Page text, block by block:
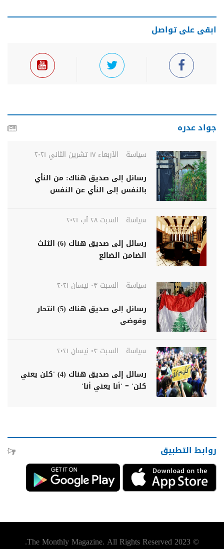
ابقى على تواصل
جواد عدره
سياسة
الأربعاء ١٧ تشرين الثاني ٢٠٢١
رسائل إلى صديق هناك: من النأي
بالنفس إلى النأي عن النفس
سياسة
السبت ٢٨ آب ٢٠٢١
رسائل إلى صديق هناك (6) الثلث
الضامن الضائع
سياسة
السبت ٠٣ نيسان ٢٠٢١
رسائل إلى صديق هناك (5) انتحار
وفوضى
سياسة
السبت ٠٣ نيسان ٢٠٢١
رسائل إلى صديق هناك (4) 'كلن يعني
كلن' = 'أنا يعني أنا'
روابط التطبيق
© 2023 The Monthly Magazine. All Rights Reserved.